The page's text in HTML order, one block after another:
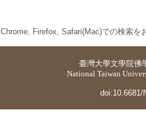
Chrome, Firefox, Safari(Mac)での検索を
臺灣大學文學院佛
National Taiwan
doi:10.6681/